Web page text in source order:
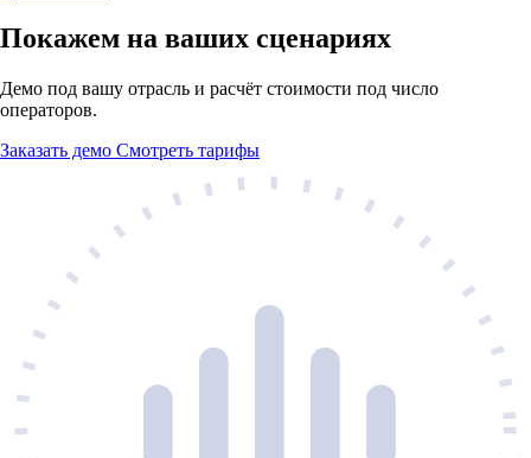
Покажем на ваших сценариях
Демо под вашу отрасль и расчёт стоимости под число
операторов.
Заказать демо Смотреть тарифы